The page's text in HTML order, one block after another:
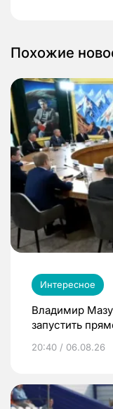
Похожие
Интересное
Владимир
запустить
20:40 / 06.08.26